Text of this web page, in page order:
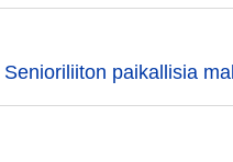
paikallisia